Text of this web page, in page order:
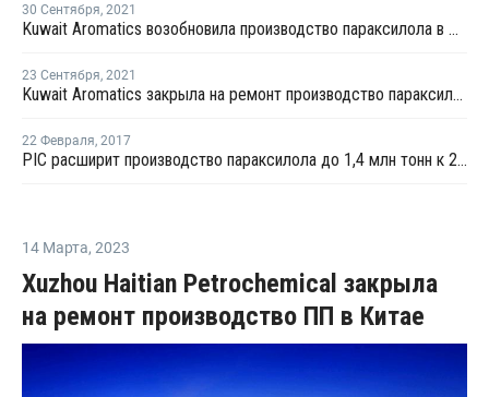
30 Сентября, 2021
Kuwait Aromatics возобновила производство параксилола в Китае
23 Сентября, 2021
Kuwait Aromatics закрыла на ремонт производство параксилола
22 Февраля, 2017
PIC расширит производство параксилола до 1,4 млн тонн к 2022 году
14 Марта, 2023
Xuzhou Haitian Petrochemical закрыла
на ремонт производство ПП в Китае